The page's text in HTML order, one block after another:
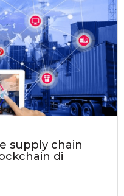
supply chain
di